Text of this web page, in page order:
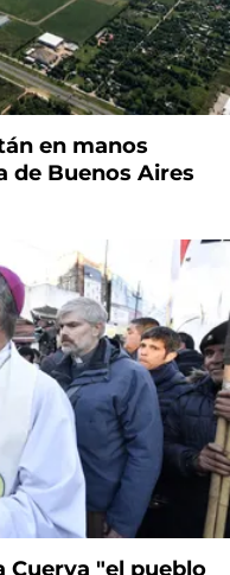
en manos
de Buenos Aires
Cuerva "el pueblo